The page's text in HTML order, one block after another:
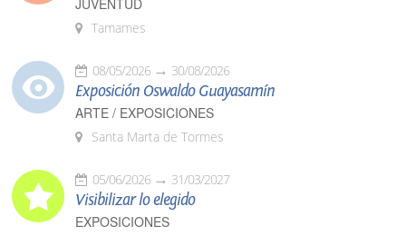
JUVENTUD
Tamames
08/05/2026 30/08/2026
Exposición Oswaldo Guayasamín
ARTE / EXPOSICIONES
Santa Marta de Tormes
05/06/2026 31/03/2027
Visibilizar lo elegido
EXPOSICIONES